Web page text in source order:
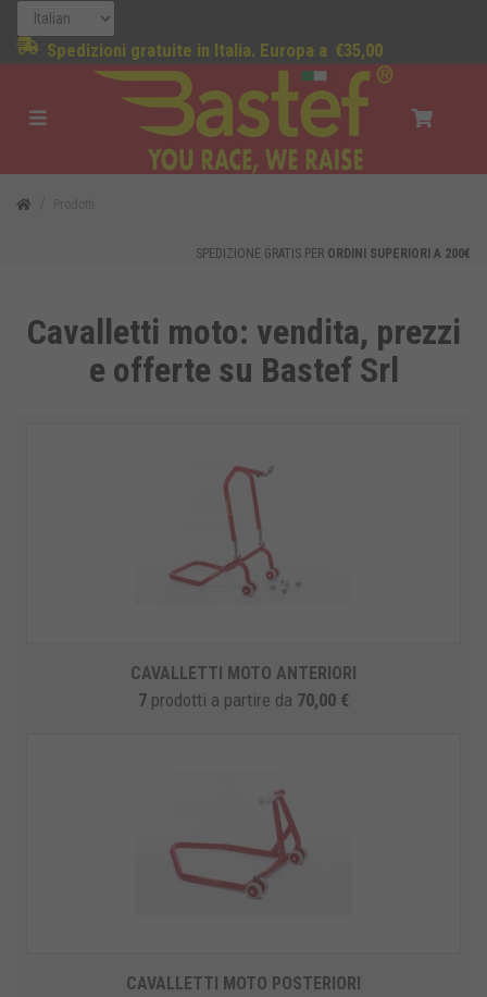
Spedizioni gratuite in Italia. Europa a €35,00
SPEDIZIONE GRATIS PER ORDINI SUPERIORI A 200€
Cavalletti moto: vendita, prezzi
e offerte su Bastef Srl
CAVALLETTI MOTO ANTERIORI
7 prodotti a partire da 70,00 €
CAVALLETTI MOTO POSTERIORI